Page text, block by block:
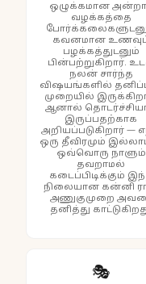
ஒழுக்கமான
வழக்கத்தை
கவனமான
பழக்கத்துடனும்
பின்பற்றுகிறார்.
நலன் சார்ந்த
விஷயங்களில்
முறையில்
ஆனால்
இருப்பதற்காக
அறியப்படுகிறார் —
ஒரு தீவிரமும்
ஒவ்வொரு நாளும்
தவறாமல்
கடைப்பிடிக்கும்
நிலையான கன்னி
அணுகுமுறை
தனித்து
🎭